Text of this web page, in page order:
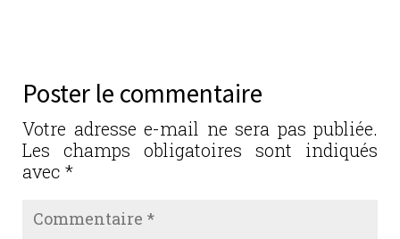
b
o
o
k
r
n
er
Poster le commentaire
Votre adresse e-mail ne sera pas publiée.
Les champs obligatoires sont indiqués
avec *